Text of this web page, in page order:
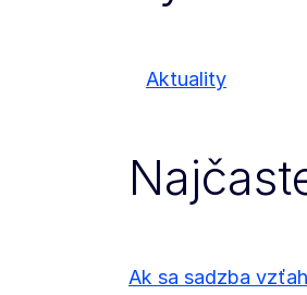
Aktuality
Ak sa sadzba